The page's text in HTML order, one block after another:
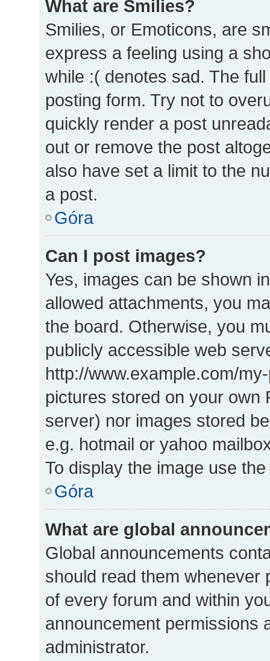
What are Smilies?
Smilies, or Emoticons, are
express a feeling using a
while :( denotes sad. The
posting form. Try not to
quickly render a post
out or remove the post
also have set a limit to the
a post.
Góra
Can I post images?
Yes, images can be shown
allowed attachments, you
the board. Otherwise, you
publicly accessible web
http://www.example.com/
pictures stored on your own
server) nor images stored
e.g. hotmail or yahoo
To display the image use
Góra
What are global
Global announcements
should read them whenever
of every forum and within
announcement permissions
administrator.